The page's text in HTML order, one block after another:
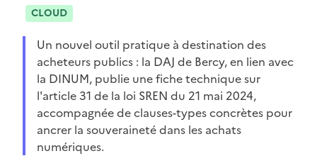
CLOUD
Un nouvel outil pratique à destination des
acheteurs publics : la DAJ de Bercy, en lien avec
la DINUM, publie une fiche technique sur
l'article 31 de la loi SREN du 21 mai 2024,
accompagnée de clauses-types concrètes pour
ancrer la souveraineté dans les achats
numériques.